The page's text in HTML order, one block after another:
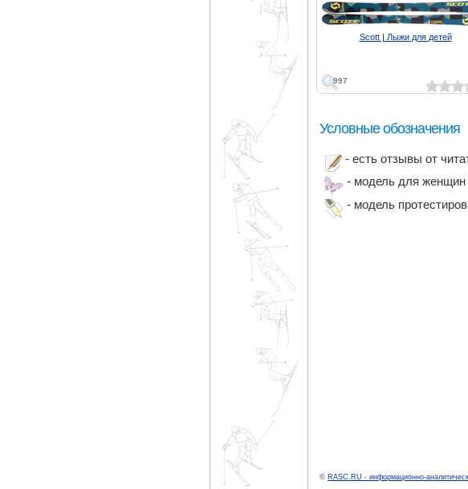
997
Scott | Лыжи для детей
Условные обозначения
- есть отзывы от
- модель для женщин
- модель
© RASC.RU - информационно-